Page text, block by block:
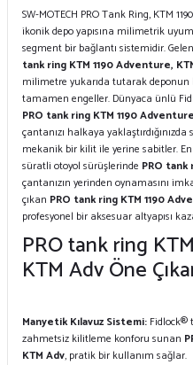
SW-MOTECH PRO Tank Ring, KTM
ikonik depo yapısına milimetrik
segment bir bağlantı sistemidir.
tank ring KTM 1190 Adventure,
milimetre yukarıda tutarak
tamamen engeller. Dünyaca ünlü
PRO tank ring KTM 1190
çantanızı halkaya
mekanik bir kilit ile yerine sabitler.
süratli otoyol sürüşlerinde PRO tank
çantanızın yerinden oynamasını
çıkan PRO tank ring KTM 1190
profesyonel bir aksesuar altyapısı
PRO tank ring
KTM Adv Öne
Manyetik Kılavuz Sistemi: Fidlock®
zahmetsiz kilitleme konforu sunan
KTM Adv, pratik bir kullanım sağlar.